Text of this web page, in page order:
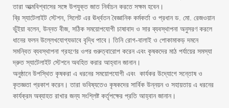
তারা আত্মবিশ্বাসের সঙ্গে উপযুক্ত জাত নির্বাচন করতে সক্ষম হবেন।
‎ব্রি স্যাটেলাইট স্টেশন, সিলেট এর ঊর্ধ্বতন বৈজ্ঞানিক কর্মকর্তা ও প্রধান ড. মো. রেজওয়ান
ভুঁইয়া বলেন, উন্নত বীজ, সঠিক সময়োপযোগী চাষাবাদ ও সার ব্যবস্থাপনা অনুসরণ করলে
ধানের ফলন উল্লেখযোগ্যভাবে বৃদ্ধি পাবে। তিনি রোগ-বালাই ও পোকামাকড় দমনে
সমন্বিত ব্যবস্থাপনা গ্রহণের ওপর গুরুত্বারোপ করেন এবং কৃষকদের মাঠ পর্যায়ের সমস্যা
দ্রুত স্যাটেলাইট স্টেশনে অবহিত করার আহ্বান জানান।
‎অনুষ্ঠানে উপস্থিত কৃষকরা এ ধরনের সময়োপযোগী এবং কার্যকর উদ্যোগে সন্তোষ ও
কৃতজ্ঞতা প্রকাশ করেন। তারা ভবিষ্যতেও কৃষকদের সার্বিক উন্নয়ন ও সহায়তায় এ ধরনের
কার্যক্রম অব্যাহত রাখার জন্য সংশ্লিষ্ট কর্তৃপক্ষের প্রতি আহ্বান জানান।